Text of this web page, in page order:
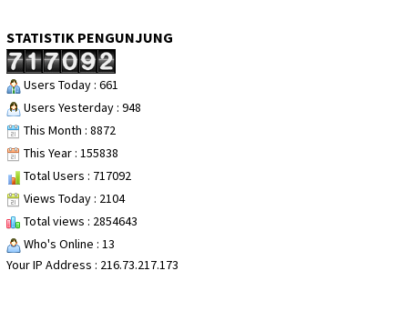
STATISTIK PENGUNJUNG
Users Today : 661
Users Yesterday : 948
This Month : 8872
This Year : 155838
Total Users : 717092
Views Today : 2104
Total views : 2854643
Who's Online : 13
Your IP Address : 216.73.217.173